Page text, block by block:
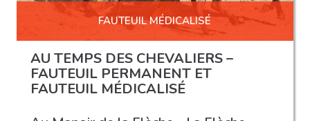
FAUTEUIL MÉDICALISÉ
AU TEMPS DES CHEVALIERS –
FAUTEUIL PERMANENT ET
FAUTEUIL MÉDICALISÉ